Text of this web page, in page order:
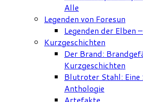
Alle
Legenden von Foresun
Legenden der Elben
Kurzgeschichten
Der Brand:
Kurzgeschichten
Blutroter Stahl:
Anthologie